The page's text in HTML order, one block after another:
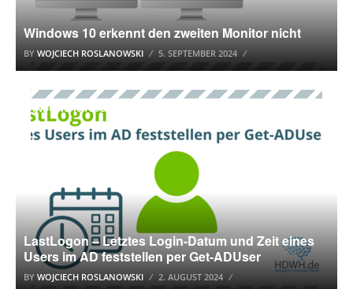
Windows 10 erkennt den zweiten Monitor nicht
BY WOJCIECH ROSLANOWSKI 5. SEPTEMBER 2024
WINDOWS 10 TUTORIAL
LastLogon – Letztes Login-Datum und Zeit eines
Users im AD feststellen per Get-ADUser
BY WOJCIECH ROSLANOWSKI 2. AUGUST 2024